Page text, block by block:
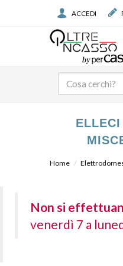
ACCEDI
Home
Non si
venerdì 7 a